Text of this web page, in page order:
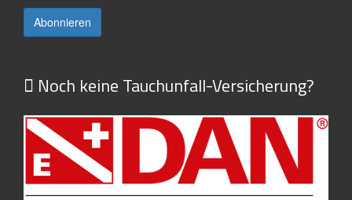
Noch keine Tauchunfall-Versicherung?